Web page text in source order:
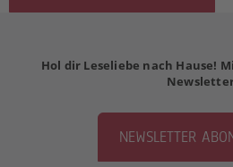
Hol dir Leseliebe nach Hause!
NEWSLETTER